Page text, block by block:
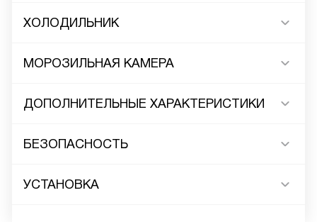
ХОЛОДИЛЬНИК
МОРОЗИЛЬНАЯ КАМЕРА
ДОПОЛНИТЕЛЬНЫЕ ХАРАКТЕРИСТИКИ
БЕЗОПАСНОСТЬ
УСТАНОВКА